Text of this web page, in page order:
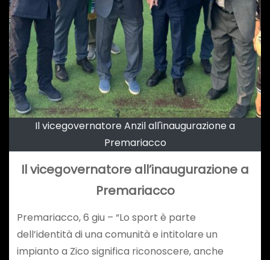
Il vicegovernatore Anzil all'inaugurazione a
Premariacco
Il vicegovernatore all’inaugurazione a
Premariacco
Premariacco, 6 giu – “Lo sport è parte
dell’identità di una comunità e intitolare un
impianto a Zico significa riconoscere, anche